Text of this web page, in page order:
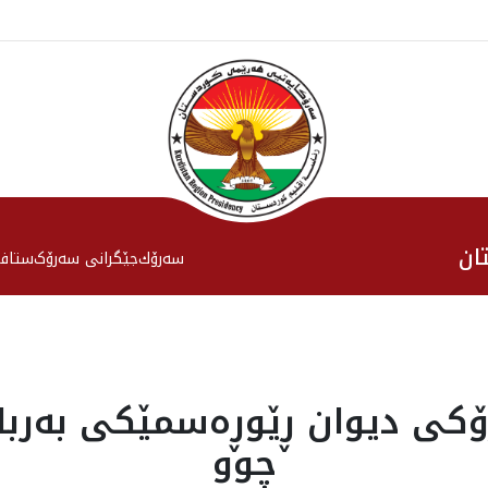
سەرۆكجێگرانی سه‌رۆک
دیوان ڕێوڕەسمێکی
چوو